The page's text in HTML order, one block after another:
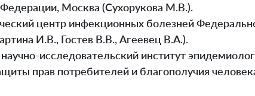
Москва (Сухорукова М.В.).
центр инфекционных болезней
И.В., Гостев В.В., Агеевец В.А.).
исследовательский институт
прав потребителей и благополучия